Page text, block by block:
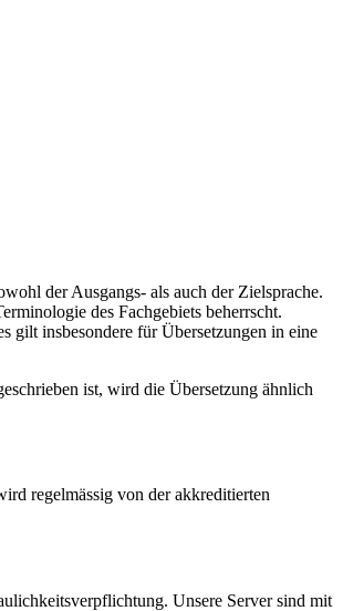
der Ausgangs- als auch der Zielsprache.
des Fachgebiets beherrscht.
gilt insbesondere für Übersetzungen in eine
ist, wird die Übersetzung ähnlich
regelmässig von der akkreditierten
Unsere Server sind mit